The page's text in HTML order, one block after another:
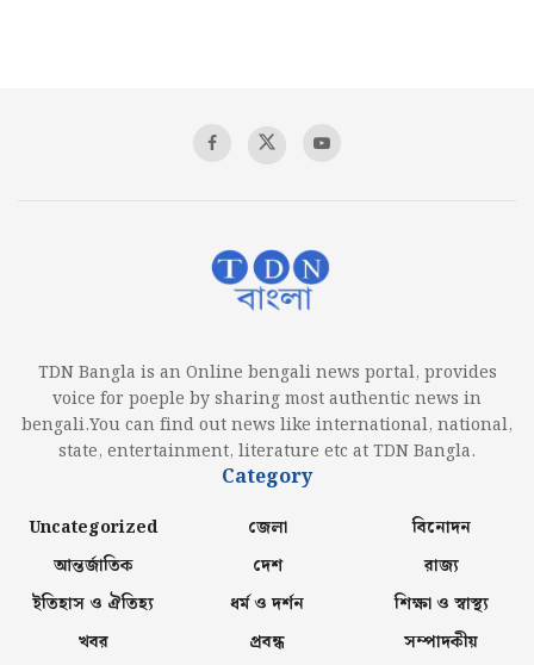
TDN Bangla is an Online bengali news portal, provides
voice for poeple by sharing most authentic news in
bengali.You can find out news like international, national,
state, entertainment, literature etc at TDN Bangla.
Category
Uncategorized
আন্তর্জাতিক
ইতিহাস ও ঐতিহ্য
খবর
জেলা
দেশ
ধর্ম ও দর্শন
প্রবন্ধ
বিনোদন
রাজ্য
শিক্ষা ও স্বাস্থ্য
সম্পাদকীয়